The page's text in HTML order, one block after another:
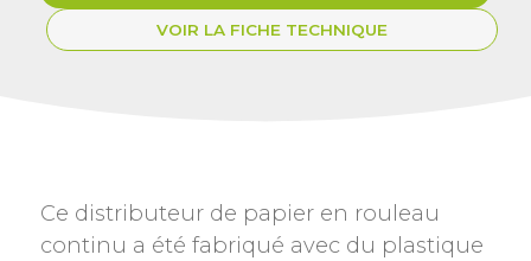
VOIR LA FICHE TECHNIQUE
Ce distributeur de papier en rouleau
continu a été fabriqué avec du plastique